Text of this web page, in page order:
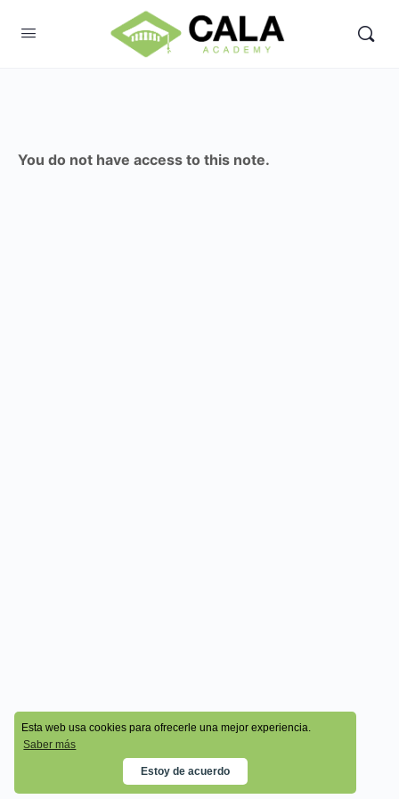
Esta web usa cookies para ofrecerle una mejor experiencia.
Saber más
Estoy de acuerdo
You do not have access to this note.
© 2026 - Cala Academy